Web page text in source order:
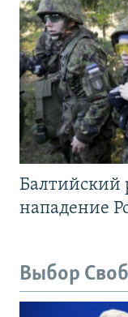
Балтийский
нападение
Выбор